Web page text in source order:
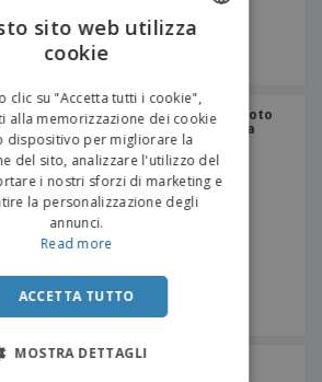
Bottiglia isolata sottovuoto
in rame "Thor" | Bottiglia
d'acqua in acciaio
inossidabile
sito web utilizza
cookie
clic su "Accetta tutti i cookie",
alla memorizzazione dei cookie
dispositivo per migliorare la
del sito, analizzare l'utilizzo del
i nostri sforzi di marketing e
la personalizzazione degli
annunci.
Read more
ACCETTA TUTTO
MOSTRA DETTAGLI